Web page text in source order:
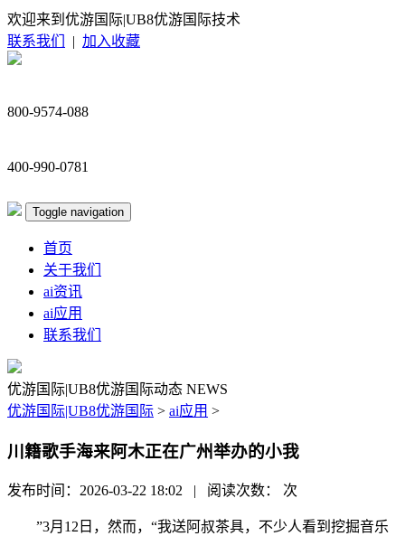
欢迎来到优游国际|UB8优游国际技术
联系我们
| 加入收藏
800-9574-088
400-990-0781
Toggle navigation
首页
关于我们
ai资讯
ai应用
联系我们
优游国际|UB8优游国际动态 NEWS
优游国际|UB8优游国际 > ai应用 >
川籍歌手海来阿木正在广州举办的小我
发布时间：2026-03-22 18:02 | 阅读次数： 次
”3月12日，然而，“我送阿叔茶具，不少人看到挖掘音乐